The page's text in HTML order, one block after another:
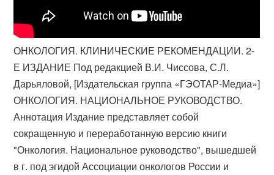
ОНКОЛОГИЯ. КЛИНИЧЕСКИЕ РЕКОМЕНДАЦИИ. 2-
Е ИЗДАНИЕ Под редакцией В.И. Чиссова, С.Л.
Дарьяловой, [Издательская группа «ГЭОТАР-Медиа»]
ОНКОЛОГИЯ. НАЦИОНАЛЬНОЕ РУКОВОДСТВО.
Аннотация Издание представляет собой
сокращенную и переработанную версию книги
"Онкология. Национальное руководство", вышедшей
в г. под эгидой Ассоциации онкологов России и